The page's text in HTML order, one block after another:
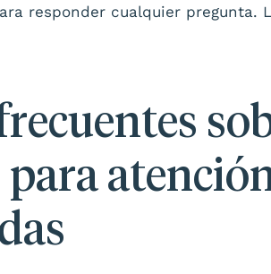
responder cualquier pregunta.